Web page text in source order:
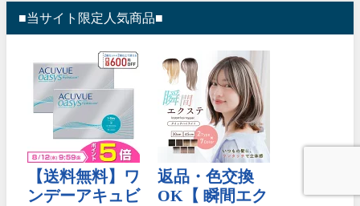
■当サイト限定人気商品■